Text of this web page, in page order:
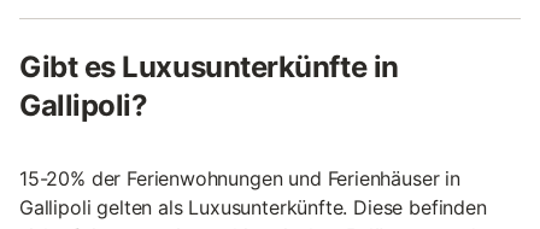
Gibt es Luxusunterkünfte in
Gallipoli?
15-20% der Ferienwohnungen und Ferienhäuser in
Gallipoli gelten als Luxusunterkünfte. Diese befinden